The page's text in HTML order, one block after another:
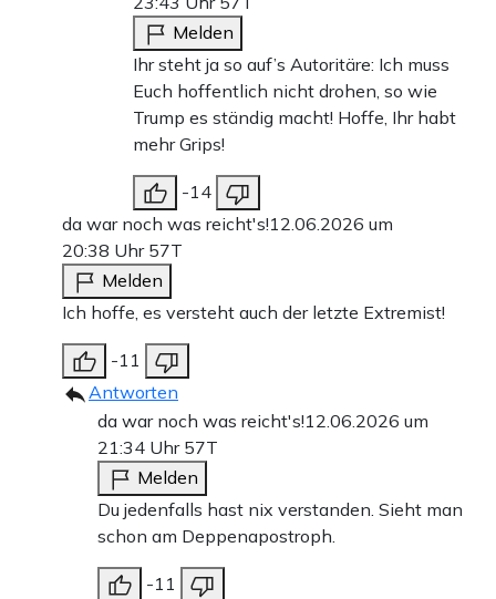
Melden
Ihr steht ja so auf’s Autoritäre: Ich muss
Euch hoffentlich nicht drohen, so wie
Trump es ständig macht! Hoffe, Ihr habt
mehr Grips!
-14
da war noch was reicht's!12.06.2026 um
20:38 Uhr 57T
Melden
Ich hoffe, es versteht auch der letzte Extremist!
-11
Antworten
da war noch was reicht's!12.06.2026 um
21:34 Uhr 57T
Melden
Du jedenfalls hast nix verstanden. Sieht man
schon am Deppenapostroph.
-11